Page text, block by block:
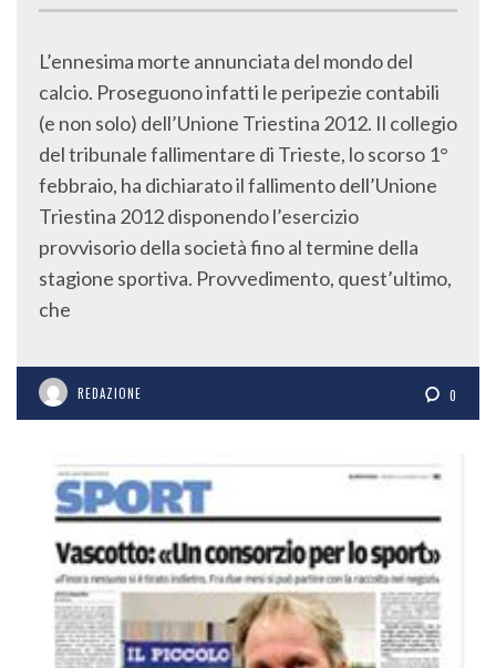
L’ennesima morte annunciata del mondo del
calcio. Proseguono infatti le peripezie contabili
(e non solo) dell’Unione Triestina 2012. Il collegio
del tribunale fallimentare di Trieste, lo scorso 1°
febbraio, ha dichiarato il fallimento dell’Unione
Triestina 2012 disponendo l’esercizio
provvisorio della società fino al termine della
stagione sportiva. Provvedimento, quest’ultimo,
che
REDAZIONE 0